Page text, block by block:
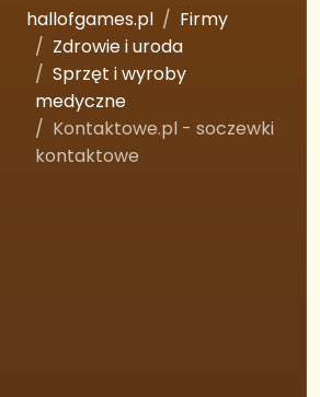
hallofgames.pl
Firmy
Zdrowie i uroda
Sprzęt i wyroby
medyczne
Kontaktowe.pl - soczewki
kontaktowe